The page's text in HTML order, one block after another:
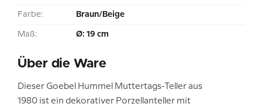
Farbe: Braun/Beige
Maß: Ø: 19 cm
Über die Ware
Dieser Goebel Hummel Muttertags-Teller aus
1980 ist ein dekorativer Porzellanteller mit